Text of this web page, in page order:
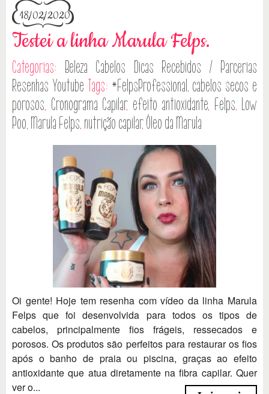
18/02/2020
Testei a linha Marula Felps.
Categorias: Beleza Cabelos Dicas Recebidos / Parcerias
Resenhas Youtube Tags: #FelpsProfessional, cabelos secos e
porosos, Cronograma Capilar, efeito antioxidante, Felps, Low
Poo, Marula Felps, nutrição capilar,Óleo da Marula
Oi gente! Hoje tem resenha com vídeo da linha Marula
Felps que foi desenvolvida para todos os tipos de
cabelos, principalmente fios frágeis, ressecados e
porosos. Os produtos são perfeitos para restaurar os fios
após o banho de praia ou piscina, graças ao efeito
antioxidante que atua diretamente na fibra capilar. Quer
ver o...